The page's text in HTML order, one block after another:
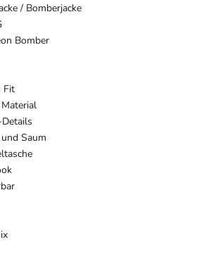
/ Bomberjacke
Bomber
Fit
Saum